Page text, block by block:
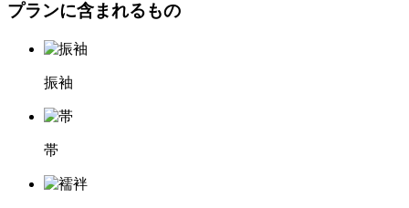
プランに含まれるもの
振袖
帯